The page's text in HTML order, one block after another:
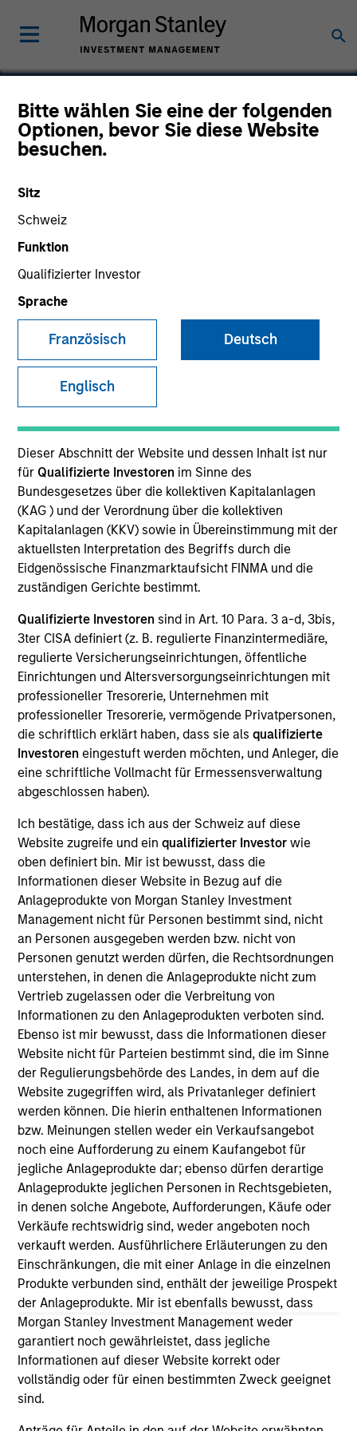
Bitte wählen Sie eine der folgenden
Optionen, bevor Sie diese Website
besuchen.
Sitz
Schweiz
Funktion
Qualifizierter Investor
Sprache
Französisch Deutsch
Englisch
Dieser Abschnitt der Website und dessen Inhalt ist nur
für Qualifizierte Investoren im Sinne des
Bundesgesetzes über die kollektiven Kapitalanlagen
(KAG ) und der Verordnung über die kollektiven
Kapitalanlagen (KKV) sowie in Übereinstimmung mit der
aktuellsten Interpretation des Begriffs durch die
Eidgenössische Finanzmarktaufsicht FINMA und die
zuständigen Gerichte bestimmt.
Qualifizierte Investoren sind in Art. 10 Para. 3 a-d, 3bis,
3ter CISA definiert (z. B. regulierte Finanzintermediäre,
regulierte Versicherungseinrichtungen, öffentliche
Einrichtungen und Altersversorgungseinrichtungen mit
professioneller Tresorerie, Unternehmen mit
professioneller Tresorerie, vermögende Privatpersonen,
die schriftlich erklärt haben, dass sie alsqualifizierte
Investoren eingestuft werden möchten, und Anleger, die
eine schriftliche Vollmacht für Ermessensverwaltung
abgeschlossen haben).
Ich bestätige, dass ich aus der Schweiz auf diese
Website zugreife und ein qualifizierter Investor wie
oben definiert bin. Mir ist bewusst, dass die
Informationen dieser Website in Bezug auf die
Anlageprodukte von Morgan Stanley Investment
Management nicht für Personen bestimmt sind, nicht
an Personen ausgegeben werden bzw. nicht von
Personen genutzt werden dürfen, die Rechtsordnungen
unterstehen, in denen die Anlageprodukte nicht zum
Vertrieb zugelassen oder die Verbreitung von
Informationen zu den Anlageprodukten verboten sind.
Ebenso ist mir bewusst, dass die Informationen dieser
Website nicht für Parteien bestimmt sind, die im Sinne
der Regulierungsbehörde des Landes, in dem auf die
Website zugegriffen wird, als Privatanleger definiert
werden können. Die hierin enthaltenen Informationen
bzw. Meinungen stellen weder ein Verkaufsangebot
noch eine Aufforderung zu einem Kaufangebot für
jegliche Anlageprodukte dar; ebenso dürfen derartige
Anlageprodukte jeglichen Personen in Rechtsgebieten,
in denen solche Angebote, Aufforderungen, Käufe oder
Verkäufe rechtswidrig sind, weder angeboten noch
verkauft werden. Ausführlichere Erläuterungen zu den
Einschränkungen, die mit einer Anlage in die einzelnen
Produkte verbunden sind, enthält der jeweilige Prospekt
der Anlageprodukte. Mir ist ebenfalls bewusst, dass
Morgan Stanley Investment Management weder
garantiert noch gewährleistet, dass jegliche
Informationen auf dieser Website korrekt oder
vollständig oder für einen bestimmten Zweck geeignet
sind.
Smile America Partners
SECTOR
United States
Invested on
Mar 2010
Transaction Type
Buyout
Smile America Partners is the nation's largest
school-based mobile dental program, dedicated to
improving population health through education,
prevention and disease management. Smile America
children annually.
View Current Employment Opportunities
View Site
Investment Team
Morgan Stanley Capital Partners
As of July 25, 2025. The above is provided for informational
and educational purposes only. There is no guarantee that
the investment mentioned resulted in positive performance
(for realized holdings), or will perform well in the future (for
current holdings). The trademarks and service marks above
are the property of their respective owners. The information
on this website has not been authorized, sponsored, or
otherwise approved by such owners. By clicking on any
links shown here, you agree that you are navigating to a
third party site. We are providing these hyperlinks to you
only as a convenience and the inclusion of any hyperlink is
not and does not imply any endorsement, approval,
investigation, verification or monitoring by us of any
information contained in any hyperlinked site. In no event
shall we be responsible for the information contained on
the site or your use of such site.